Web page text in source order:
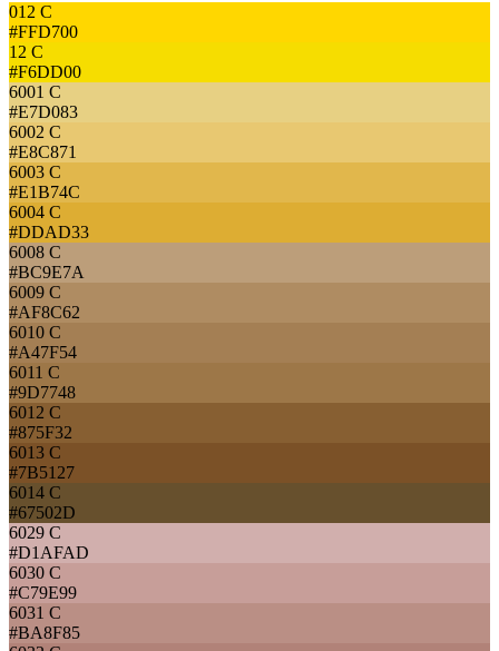
012 C
#FFD700
12 C
#F6DD00
6001 C
#E7D083
6002 C
#E8C871
6003 C
#E1B74C
6004 C
#DDAD33
6008 C
#BC9E7A
6009 C
#AF8C62
6010 C
#A47F54
6011 C
#9D7748
6012 C
#875F32
6013 C
#7B5127
6014 C
#67502D
6029 C
#D1AFAD
6030 C
#C79E99
6031 C
#BA8F85